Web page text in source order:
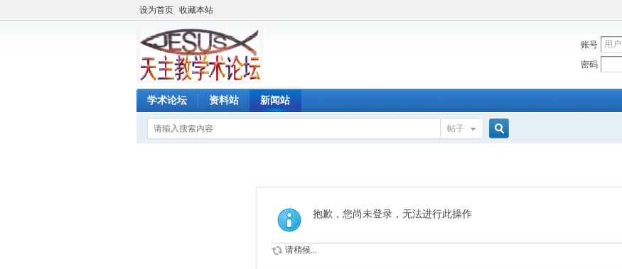
设为首页 收藏本站
账号
密码
学术论坛 资料站 新闻站
帖子
抱歉，您尚未登录，无法进行此操作
请稍候...